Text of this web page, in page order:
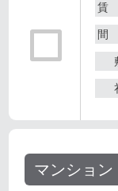
間
マンション